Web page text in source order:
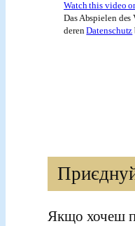
Watch this video
Das Abspielen
derenDatenschutz
Якщо хочеш